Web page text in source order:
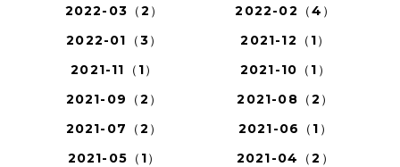
2022-03（2）
2022-02（4）
2022-01（3）
2021-12（1）
2021-11（1）
2021-10（1）
2021-09（2）
2021-08（2）
2021-07（2）
2021-06（1）
2021-05（1）
2021-04（2）